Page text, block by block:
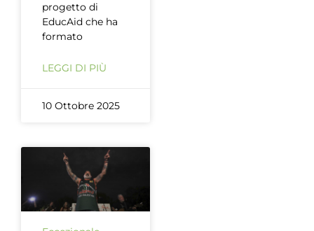
progetto di
EducAid che ha
formato
LEGGI DI PIÙ
10 Ottobre 2025